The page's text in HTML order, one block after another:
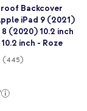
Backcover
iPad 9 (2021)
8 (2020) 10.2 inch
inch - Roze
(445)